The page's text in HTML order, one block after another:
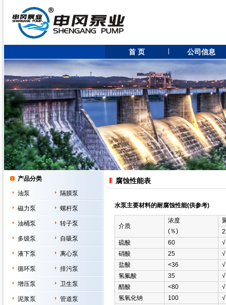
首 页 公司信息
产品分类
油泵 隔膜泵
磁力泵 螺杆泵
油桶泵 转子泵
多级泵 自吸泵
液下泵 离心泵
循环泵 排污泵
增压泵 卫生泵
泥浆泵 管道泵
腐蚀性能表
水泵主要材料的耐腐蚀性能(供参考)
介质
浓度
(％)
硫酸
60
√
硝酸
25
√
盐酸
<36
√
氢氟酸
35
√
醋酸
<80
√
氢氧化钠
100
√